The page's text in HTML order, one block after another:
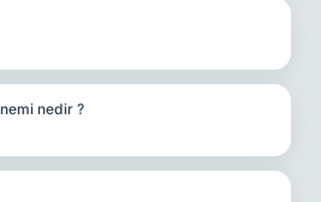
nedir ?